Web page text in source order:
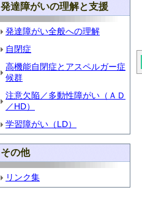
発達障がいの理解と支援
発達障がい全般への理解
自閉症
高機能自閉症とアスペルガー症
候群
注意欠陥／多動性障がい（ＡＤ
／HD）
学習障がい（LD）
その他
リンク集